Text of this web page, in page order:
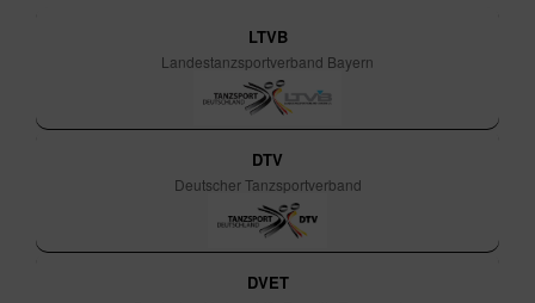
LTVB
Landestanzsportverband Bayern
DTV
Deutscher Tanzsportverband
DVET